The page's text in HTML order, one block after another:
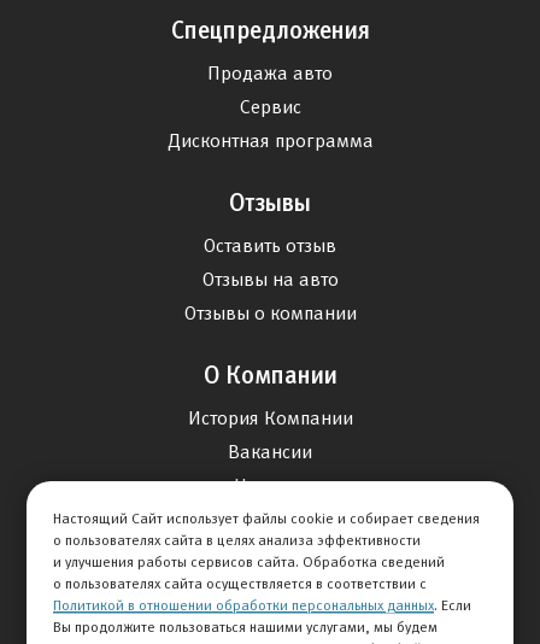
Спецпредложения
Продажа авто
Сервис
Дисконтная программа
Отзывы
Оставить отзыв
Отзывы на авто
Отзывы о компании
О Компании
История Компании
Вакансии
Новости
Карта сайта
Контакты
Настоящий Сайт использует файлы cookie и собирает сведения
о пользователях сайта в целях анализа эффективности
и улучшения работы сервисов сайта. Обработка сведений
о пользователях сайта осуществляется в соответствии с
Политикой в отношении обработки персональных данных. Если
Вы продолжите пользоваться нашими услугами, мы будем